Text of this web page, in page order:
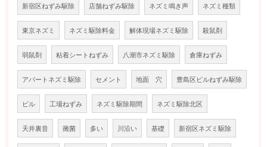
新宿区ねずみ駆除 店舗ねずみ駆除 ネズミ鳴き声 ネズミ種類
東京ネズミ ネズミ駆除料金 解体現場ネズミ駆除 殺鼠剤
弱鼠剤 粘着シートねずみ 八潮市ネズミ駆除 倉庫ねずみ
アパートネズミ駆除 セメント 地面 穴 豊島区ビルねずみ駆除
ビル 工場ねずみ ネズミ駆除期間 ネズミ駆除北区
天井裏音 黴菌 多い 川沿い 基礎 新宿区ネズミ駆除